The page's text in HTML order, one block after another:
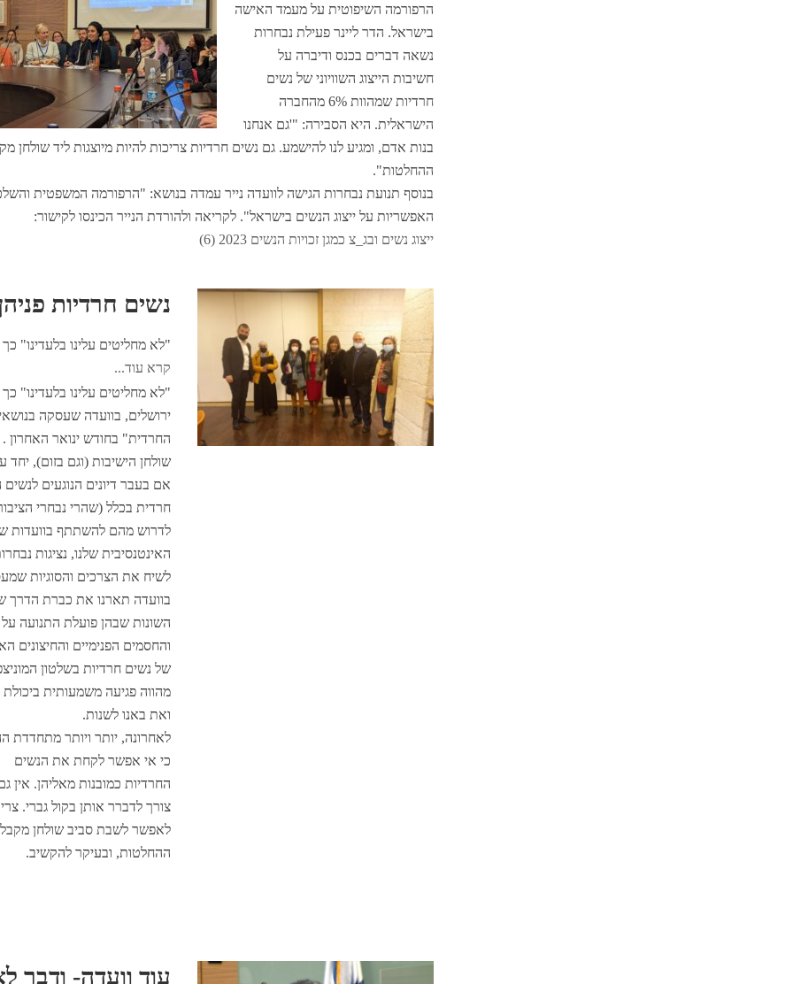
הרפורמה השיפוטית על מעמד האישה
בישראל. הדר ליינר פעילת נבחרות
נשאה דברים בכנס ודיברה על
חשיבות הייצוג השוויוני של נשים
חרדיות שמהוות 6% מהחברה
הישראלית. היא הסבירה: "'גם אנחנו
בנות אדם, ומגיע לנו להישמע. גם נשים חרדיות צריכות להיות מיוצגות ליד שולחן
ההחלטות".
בנוסף תנועת נבחרות הגישה לוועדה נייר עמדה בנושא: "הרפורמה המשפטית
האפשריות על ייצוג הנשים בישראל". לקריאה ולהורדת הנייר הכינסו לקישור:
ייצוג נשים ובג_צ כמגן זכויות הנשים 2023 (6)
נשים חרדיות
"לא מחליטים עלינו בלעדינו"
קרא עוד...
"לא מחליטים עלינו בלעדינו"
ירושלים, בוועדה שעסקה
החרדית" בחודש ינואר האחרון .
שולחן הישיבות (וגם בזום), יחד
אם בעבר דיונים הנוגעים
חרדית בכלל (שהרי נבחרי
לדרוש מהם להשתתף בוועדות
האינטנסיבית שלנו, נציגות
לשיח את הצרכים והסוגיות
בוועדה תארנו את כברת הדרך
השונות שבהן פועלת התנועה על
והחסמים הפנימיים והחיצונים
של נשים חרדיות בשלטון
מהווה פגיעה משמעותית
ואת באנו לשנות.
לאחרונה, יותר ויותר מתחדדת
כי אי אפשר לקחת את הנשים
החרדיות כמובנות מאליהן. אין
צורך לדברר אותן בקול גברי.
לאפשר לשבת סביב שולחן
ההחלטות, ובעיקר להקשיב.
עוד וועדה- ודבר